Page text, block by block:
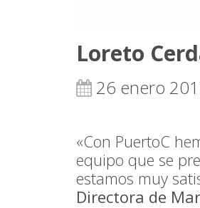
Loreto
26 enero
«Con PuertoC
equipo que se
estamos muy
Directora de